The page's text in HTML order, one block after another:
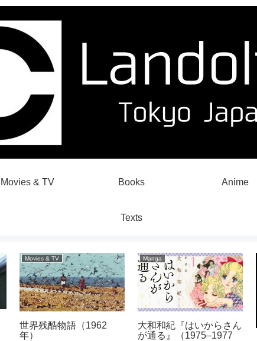
Movies & TV Books Anime
Texts
Movies & TV
世界残酷物語（1962
年）
Manga
大和和紀『はいからさん
が通る』（1975–1977